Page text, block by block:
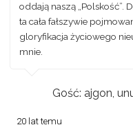
oddają naszą „Polskość”.
ta cała fałszywie
gloryfikacja życiowego
mnie.
Gość: ajgon,
20 lat temu